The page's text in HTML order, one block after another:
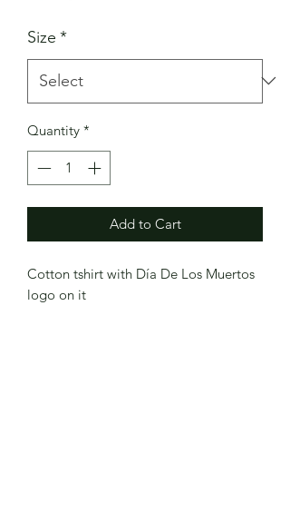
Size *
Quantity *
Add to Cart
Cotton tshirt with Día De Los Muertos
logo on it